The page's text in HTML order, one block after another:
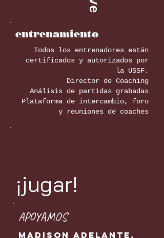
entrenamiento
Todos los entrenadores están
certificados y autorizados por
la USSF.
Director de Coaching
Análisis de partidas grabadas
Plataforma de intercambio, foro
y reuniones de coaches
¡jugar!
APOYAMOS
Madison Adelante.